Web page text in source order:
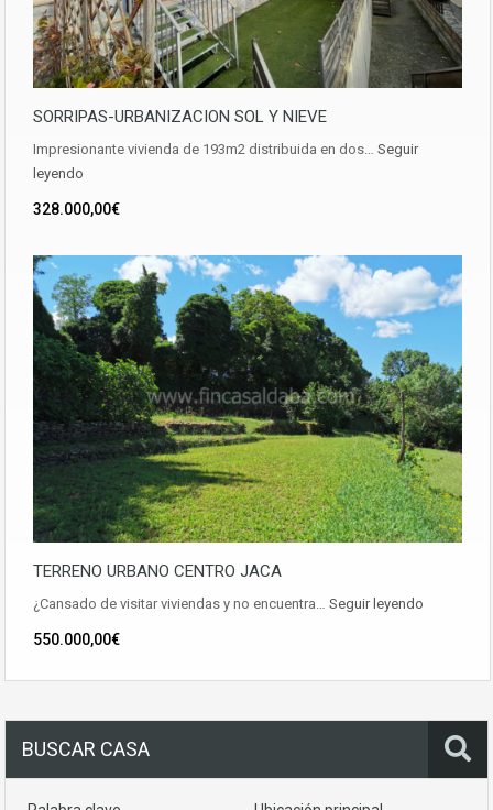
SORRIPAS-URBANIZACION SOL Y NIEVE
Impresionante vivienda de 193m2 distribuida en dos… Seguir
leyendo
328.000,00€
TERRENO URBANO CENTRO JACA
¿Cansado de visitar viviendas y no encuentra… Seguir leyendo
550.000,00€
BUSCAR CASA